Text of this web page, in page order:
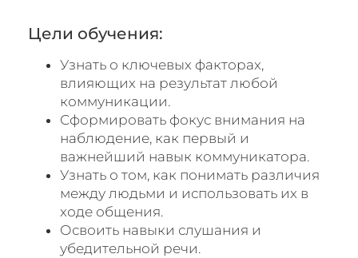
Цели обучения:
Узнать о ключевых факторах,
влияющих на результат любой
коммуникации.
Сформировать фокус внимания на
наблюдение, как первый и
важнейший навык коммуникатора.
Узнать о том, как понимать различия
между людьми и использовать их в
ходе общения.
Освоить навыки слушания и
убедительной речи.